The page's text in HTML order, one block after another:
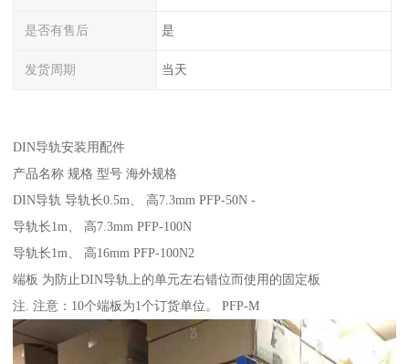
是否有售后 是
发货周期 当天
DIN导轨安装用配件
产品名称 规格 型号 海外规格
DIN导轨 导轨长0.5m、 高7.3mm PFP-50N -
导轨长1m、 高7.3mm PFP-100N
导轨长1m、 高16mm PFP-100N2
端板 为防止DIN导轨上的单元左右错位而使用的固定板
注. 注意：10个端板为1个订货单位。 PFP-M